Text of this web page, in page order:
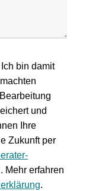
bin damit
und
Ihre
Zukunft per
Mehr erfahren
.